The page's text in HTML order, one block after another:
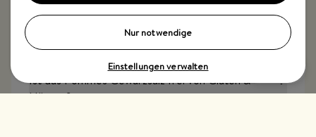
Ist das Pommes Gewürzsalz vegan?
Ist das Pommes Gewürzsalz frei von Gluten &
Nüssen?
Nur notwendige
Einstellungen verwalten